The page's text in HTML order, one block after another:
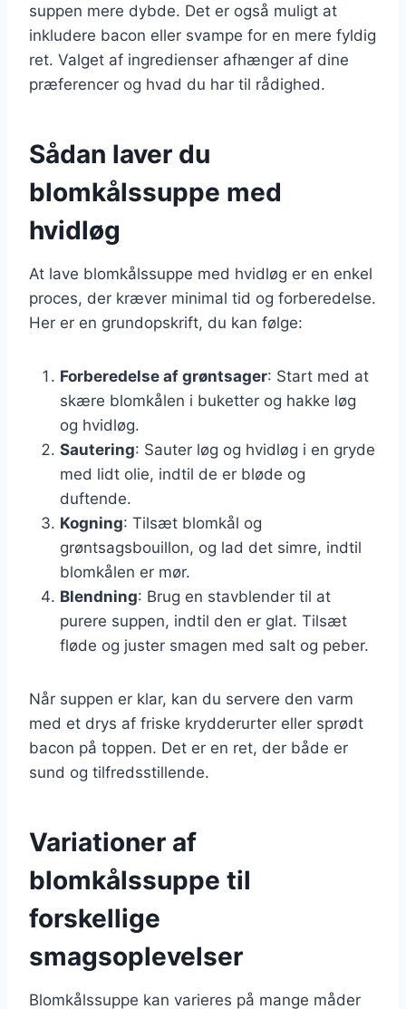
suppen mere dybde. Det er også muligt at
inkludere bacon eller svampe for en mere fyldig
ret. Valget af ingredienser afhænger af dine
præferencer og hvad du har til rådighed.
Sådan laver du
blomkålssuppe med
hvidløg
At lave blomkålssuppe med hvidløg er en enkel
proces, der kræver minimal tid og forberedelse.
Her er en grundopskrift, du kan følge:
Forberedelse af grøntsager: Start med at
skære blomkålen i buketter og hakke løg
og hvidløg.
Sautering: Sauter løg og hvidløg i en gryde
med lidt olie, indtil de er bløde og
duftende.
Kogning: Tilsæt blomkål og
grøntsagsbouillon, og lad det simre, indtil
blomkålen er mør.
Blendning: Brug en stavblender til at
purere suppen, indtil den er glat. Tilsæt
fløde og juster smagen med salt og peber.
Når suppen er klar, kan du servere den varm
med et drys af friske krydderurter eller sprødt
bacon på toppen. Det er en ret, der både er
sund og tilfredsstillende.
Variationer af
blomkålssuppe til
forskellige
smagsoplevelser
Blomkålssuppe kan varieres på mange måder